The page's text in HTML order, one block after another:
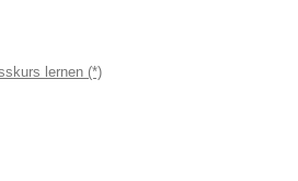
lernen (*)